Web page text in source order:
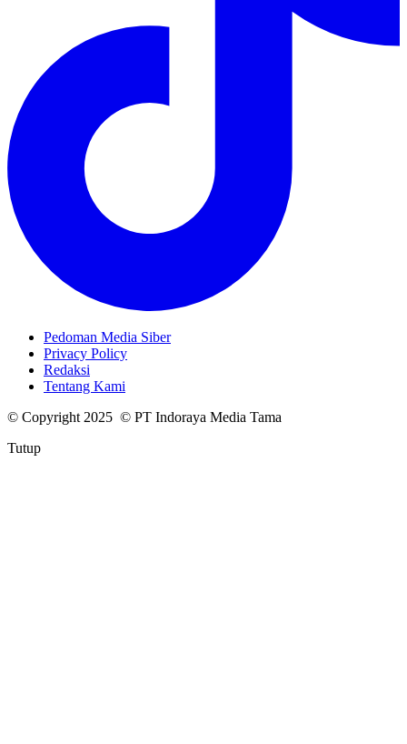
Pedoman Media Siber
Privacy Policy
Redaksi
Tentang Kami
© Copyright 2025 © PT Indoraya Media Tama
Tutup